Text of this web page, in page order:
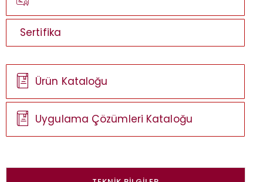
Sertifika
Ürün Kataloğu
Uygulama Çözümleri Kataloğu